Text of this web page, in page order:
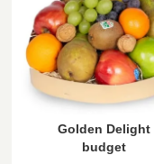
Golden Delight
budget